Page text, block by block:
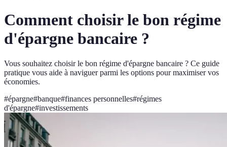
Comment choisir le bon régime
d'épargne bancaire ?
Vous souhaitez choisir le bon régime d'épargne bancaire ? Ce guide
pratique vous aide à naviguer parmi les options pour maximiser vos
économies.
#épargne#banque#finances personnelles#régimes
d'épargne#investissements